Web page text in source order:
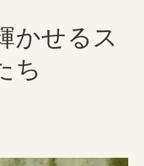
かせるス
ち